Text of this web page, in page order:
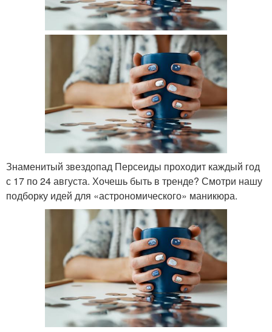
Знаменитый звездопад Персеиды проходит каждый год
с 17 по 24 августа. Хочешь быть в тренде? Смотри нашу
подборку идей для «астрономического» маникюра.